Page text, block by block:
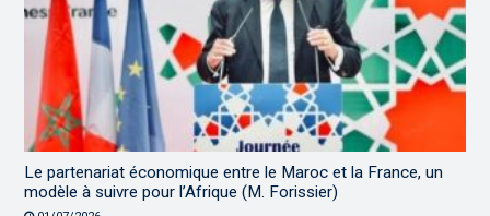
Le partenariat économique entre le Maroc et la France, un
modèle à suivre pour l’Afrique (M. Forissier)